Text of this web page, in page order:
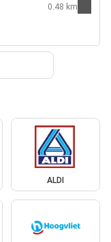
0.48 km
ALDI